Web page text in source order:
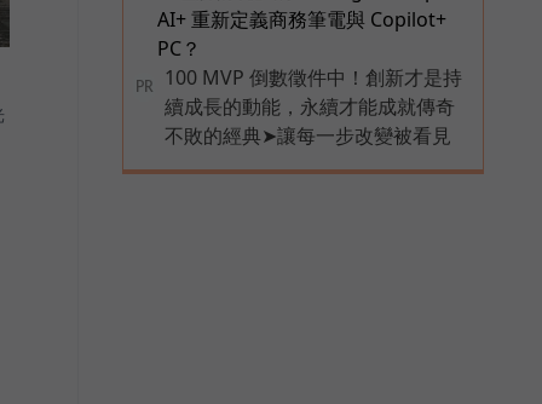
AI+ 重新定義商務筆電與 Copilot+
PC？
PR
100 MVP 倒數徵件中！創新才是持
續成長的動能，永續才能成就傳奇
不敗的經典➤讓每一步改變被看見